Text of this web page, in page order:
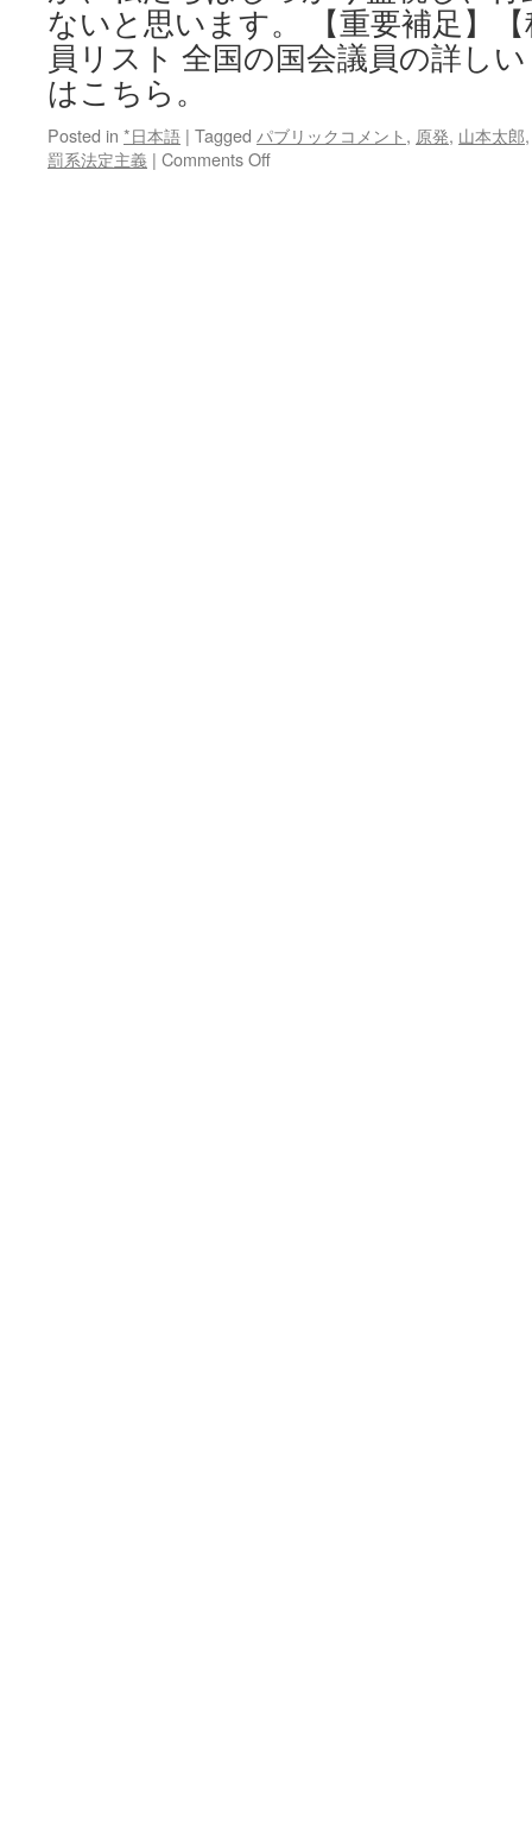
ないと思います。 【重要補足】
員リスト 全国の国会議員の詳し
はこちら。
Posted in *日本語 | Tagged パブリックコメント, 原発, 山本太郎
罰系法定主義 | Comments Offon